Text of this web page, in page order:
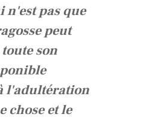
n'est pas que
peut
son
l'adultération
chose et le